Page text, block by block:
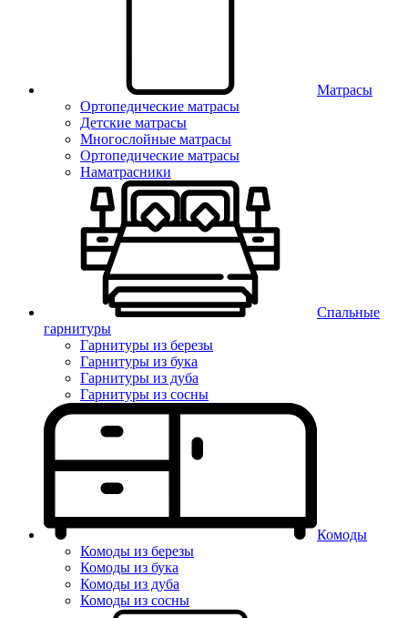
Матрасы
Ортопедические матрасы
Детские матрасы
Многослойные матрасы
Ортопедические матрасы
Наматрасники
Спальные
гарнитуры
Гарнитуры из березы
Гарнитуры из бука
Гарнитуры из дуба
Гарнитуры из сосны
Комоды
Комоды из березы
Комоды из бука
Комоды из дуба
Комоды из сосны